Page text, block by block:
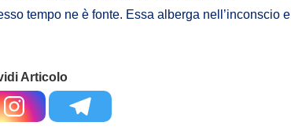
tempo ne è fonte. Essa alberga nell’inconscio e
Articolo